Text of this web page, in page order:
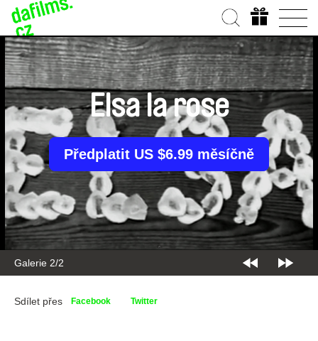
Galerie 2/2
Elsa la rose
Předplatit US $6.99 měsíčně
Sdílet přes Facebook Twitter